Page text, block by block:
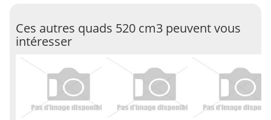
Ces autres quads 520 cm3 peuvent vous
intéresser